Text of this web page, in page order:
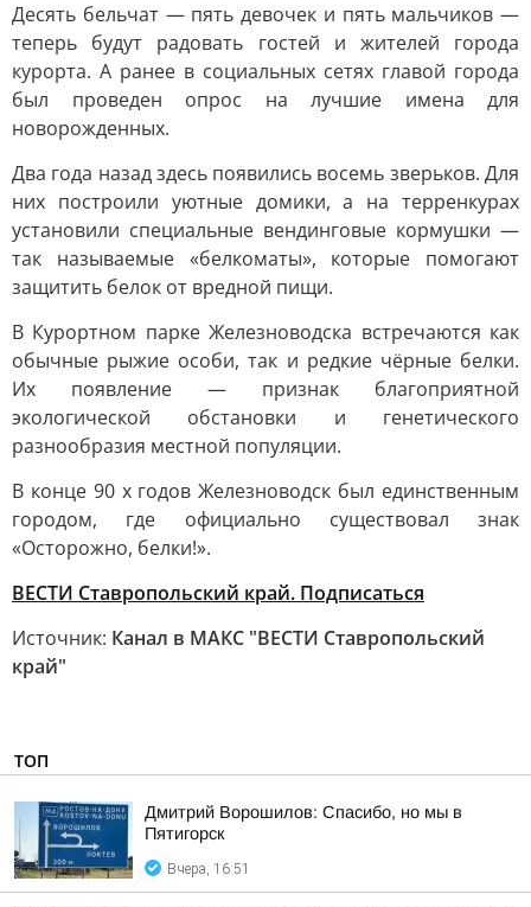
Десять бельчат — пять девочек и пять мальчиков —
теперь будут радовать гостей и жителей города
курорта. А ранее в социальных сетях главой города
был проведен опрос на лучшие имена для
новорожденных.
Два года назад здесь появились восемь зверьков. Для
них построили уютные домики, а на терренкурах
установили специальные вендинговые кормушки —
так называемые «белкоматы», которые помогают
защитить белок от вредной пищи.
В Курортном парке Железноводска встречаются как
обычные рыжие особи, так и редкие чёрные белки.
Их появление — признак благоприятной
экологической обстановки и генетического
разнообразия местной популяции.
В конце 90 х годов Железноводск был единственным
городом, где официально существовал знак
«Осторожно, белки!».
ВЕСТИ Ставропольский край. Подписаться
Источник: Канал в МАКС "ВЕСТИ Ставропольский
край"
ТОП
Дмитрий Ворошилов: Спасибо, но мы в
Пятигорск
Вчера, 16:51